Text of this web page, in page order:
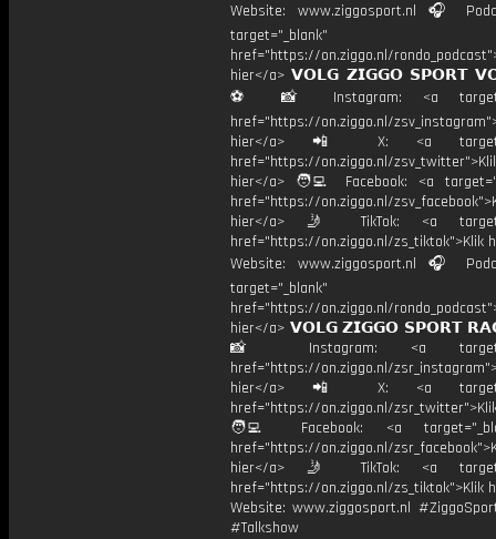
Website: www.ziggosport.nl 🎧
target="_blank"
href="https://on.ziggo.nl/
hier</a> 𝗩𝗢𝗟𝗚 𝗭𝗜𝗚𝗚𝗢 𝗦𝗣𝗢𝗥𝗧
⚽️ 📸 Instagram: <a
href="https://on.ziggo.nl/
hier</a> 📲 X: <a
href="https://on.ziggo.nl/
hier</a> 🧑‍💻 Facebook: <a
href="https://on.ziggo.nl/
hier</a> 🤳 TikTok: <a
href="https://on.ziggo.nl/zs_tiktok">Klik
Website: www.ziggosport.nl 🎧
target="_blank"
href="https://on.ziggo.nl/
hier</a> 𝗩𝗢𝗟𝗚 𝗭𝗜𝗚𝗚𝗢 𝗦𝗣𝗢𝗥𝗧
📸 Instagram: <a
href="https://on.ziggo.nl/
hier</a> 📲 X: <a
href="https://on.ziggo.nl/
🧑‍💻 Facebook: <a
href="https://on.ziggo.nl/
hier</a> 🤳 TikTok: <a
href="https://on.ziggo.nl/zs_tiktok">Klik
Website: www.ziggosport.nl
#Talkshow